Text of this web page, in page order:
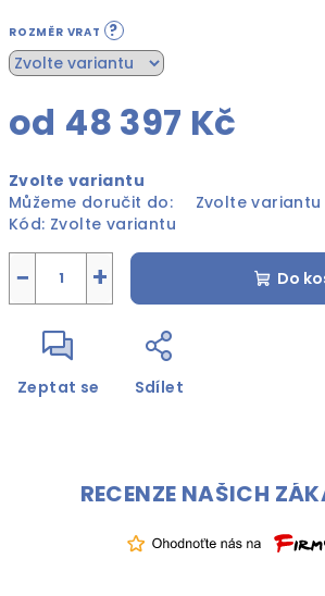
ROZMĚR VRAT ?
od 48 397 Kč
cena:
Zvolte variantu
Můžeme doručit do:
Zvolte variantu
Kód: Zvolte variantu
+
− Do
Zeptat se Sdílet
RECENZE NAŠICH